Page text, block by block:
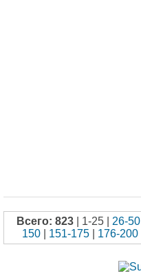
Всего: 823 | 1-25 | 26-50
150
151-175 176-200